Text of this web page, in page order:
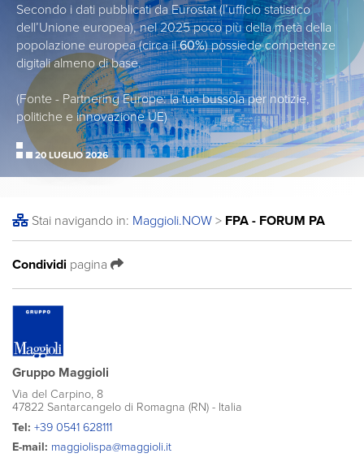
Secondo i dati pubblicati da Eurostat (l’ufficio statistico
dell’Unione europea), nel 2025 poco più della metà della
popolazione europea (circa il60%) possiede competenze
digitali almeno di base.
(Fonte - Partnering Europe: la tua bussola per notizie,
politiche e innovazione UE)
20 LUGLIO 2026
Stai navigando in: Maggioli.NOW > FPA - FORUM PA
Condividi pagina
Gruppo Maggioli
Via del Carpino, 8
47822 Santarcangelo di Romagna (RN) - Italia
Tel: +39 0541 628111
E-mail: maggiolispa@maggioli.it